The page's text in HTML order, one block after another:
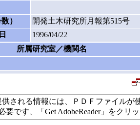
）
開発土木研究所月報第515号
1996/04/22
所属研究室／機関名
供される情報には、ＰＤＦファイル
要です、「Get AdobeReader」をク